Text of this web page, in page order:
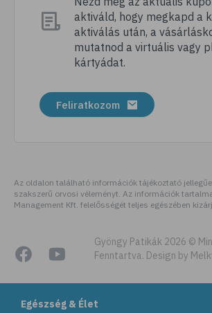
Egészség & Élet
# szellőztetés
# kézmosás
# szépségápolás
# izlandi zuzmó
# szemirritáció
# emésztőrendszer
# emésztési zavarok
# puffadás
# gyomorégés
aktiváld, hogy megkapd a
aktiválás után, a
mutatnod a virtuális vagy
kártyádat.
Feliratkozom
Az oldalon található információk tájékoztató
szakszerű orvosi véleményt. Az információk
Management Kft. felelősségét teljes egészében
Gyöngy Patikák 2026 ©
Fenntartva. Design by